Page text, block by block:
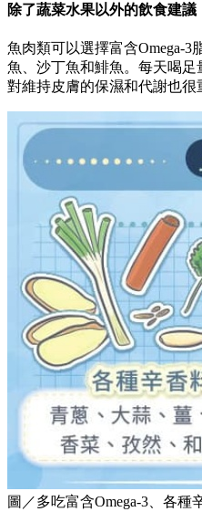
除了蔬菜水果以外的飲食建議
魚肉類可以選擇富含Omega-
魚、沙丁魚和鯡魚。每天喝足
對維持皮膚的保濕和代謝也很
圖／多吃富含Omega-3、各種